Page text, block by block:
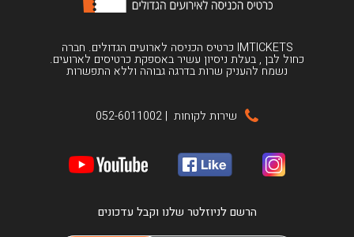
IMTICKETS כרטיס הכניסה לארועים הגדולים. חברה
כחול לבן , בעלת ניסיון עשיר באספקת כרטיסים לארועים.
נשמח להעניק שרות בדרגה גבוהה וללא התפשרות
שירות לקוחות |
052-6011002
הרשם לניוזלטר שלנו וקבל עדכונים